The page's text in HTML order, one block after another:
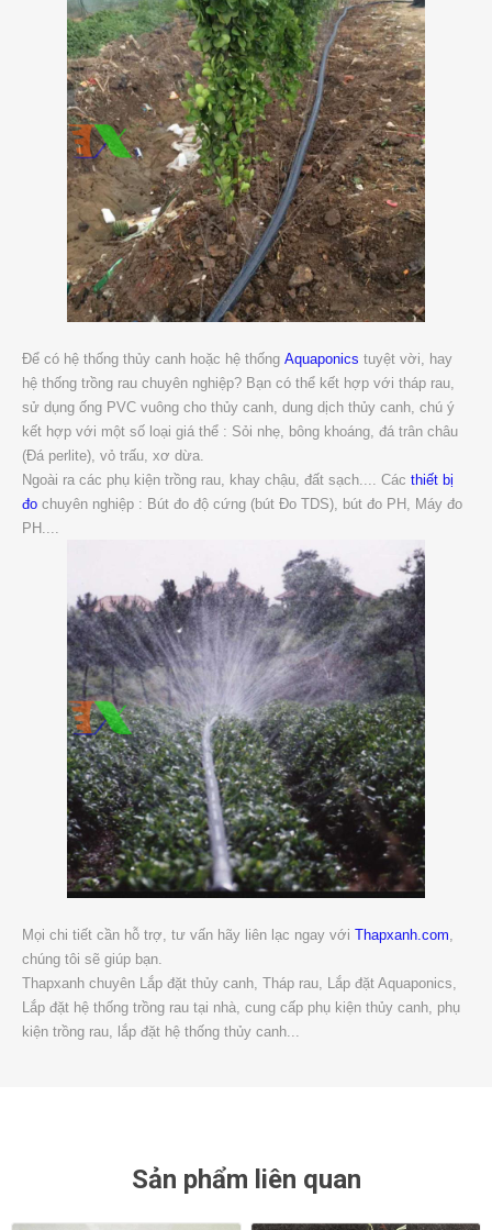
Để có hệ thống thủy canh hoặc hệ thống Aquaponics tuyệt vời, hay
hệ thống trồng rau chuyên nghiệp? Bạn có thể kết hợp với tháp rau,
sử dụng ống PVC vuông cho thủy canh, dung dịch thủy canh, chú ý
kết hợp với một số loại giá thể : Sỏi nhẹ, bông khoáng, đá trân châu
(Đá perlite), vỏ trấu, xơ dừa.
Ngoài ra các phụ kiện trồng rau, khay chậu, đất sạch.... Các thiết bị
đo chuyên nghiệp : Bút đo độ cứng (bút Đo TDS), bút đo PH, Máy đo
PH....
Mọi chi tiết cần hỗ trợ, tư vấn hãy liên lạc ngay với Thapxanh.com,
chúng tôi sẽ giúp bạn.
Thapxanh chuyên Lắp đặt thủy canh, Tháp rau, Lắp đặt Aquaponics,
Lắp đặt hệ thống trồng rau tại nhà, cung cấp phụ kiện thủy canh, phụ
kiện trồng rau, lắp đặt hệ thống thủy canh...
Sản phẩm liên quan